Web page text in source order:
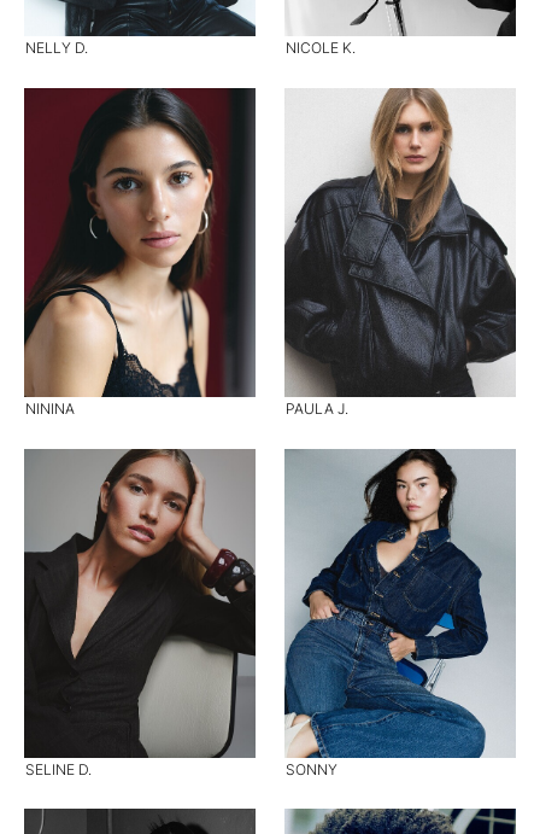
NELLY D. NICOLE K.
NININA PAULA J.
SELINE D. SONNY